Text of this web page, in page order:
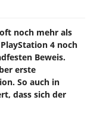
noch mehr als
4 noch
Beweis.
erste
So auch in
dass sich der